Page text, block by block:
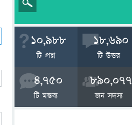
10,988
টি প্রশ্ন
18,690
টি উত্তর
4,750
টি মন্তব্য
890,077
জন সদস্য